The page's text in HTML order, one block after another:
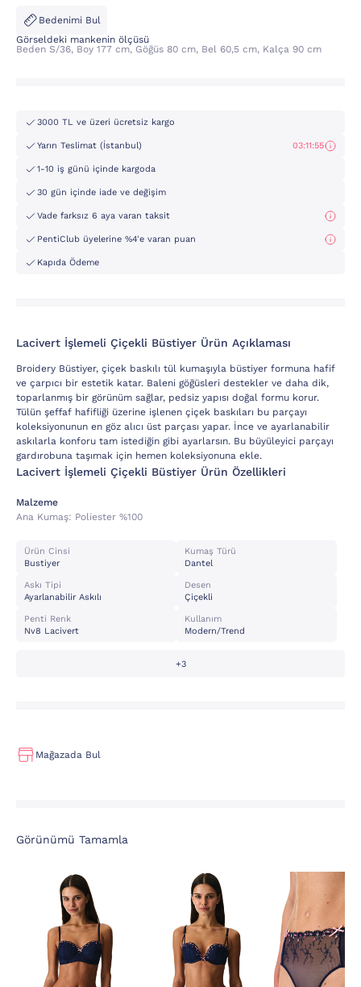
Bedenimi Bul
Görseldeki mankenin ölçüsü
Beden S/36, Boy 177 cm, Göğüs 80 cm, Bel 60,5 cm, Kalça 90 cm
3000 TL ve üzeri ücretsiz kargo
Yarın Teslimat (İstanbul) 03:11:55
1-10 iş günü içinde kargoda
30 gün içinde iade ve değişim
Vade farksız 6 aya varan taksit
PentiClub üyelerine %4'e varan puan
Kapıda Ödeme
Lacivert İşlemeli Çiçekli Büstiyer Ürün Açıklaması
Broidery Büstiyer, çiçek baskılı tül kumaşıyla büstiyer formuna hafif
ve çarpıcı bir estetik katar. Baleni göğüsleri destekler ve daha dik,
toparlanmış bir görünüm sağlar, pedsiz yapısı doğal formu korur.
Tülün şeffaf hafifliği üzerine işlenen çiçek baskıları bu parçayı
koleksiyonunun en göz alıcı üst parçası yapar. İnce ve ayarlanabilir
askılarla konforu tam istediğin gibi ayarlarsın. Bu büyüleyici parçayı
gardırobuna taşımak için hemen koleksiyonuna ekle.
Lacivert İşlemeli Çiçekli Büstiyer Ürün Özellikleri
Malzeme
Ana Kumaş: Poli̇ester %100
Ürün Cinsi
Bustiyer
Kumaş Türü
Dantel
Askı Tipi
Ayarlanabilir Askılı
Desen
Çiçekli
Penti Renk
Nv8 Lacivert
Kullanım
Modern/trend
+3
Mağazada Bul
Görünümü Tamamla